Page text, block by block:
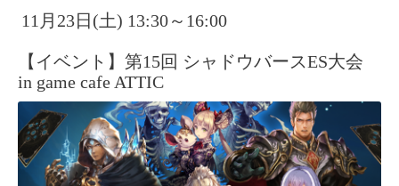
11月23日(土) 13:30～16:00
【イベント】第15回 シャドウバースES大会
in game cafe ATTIC